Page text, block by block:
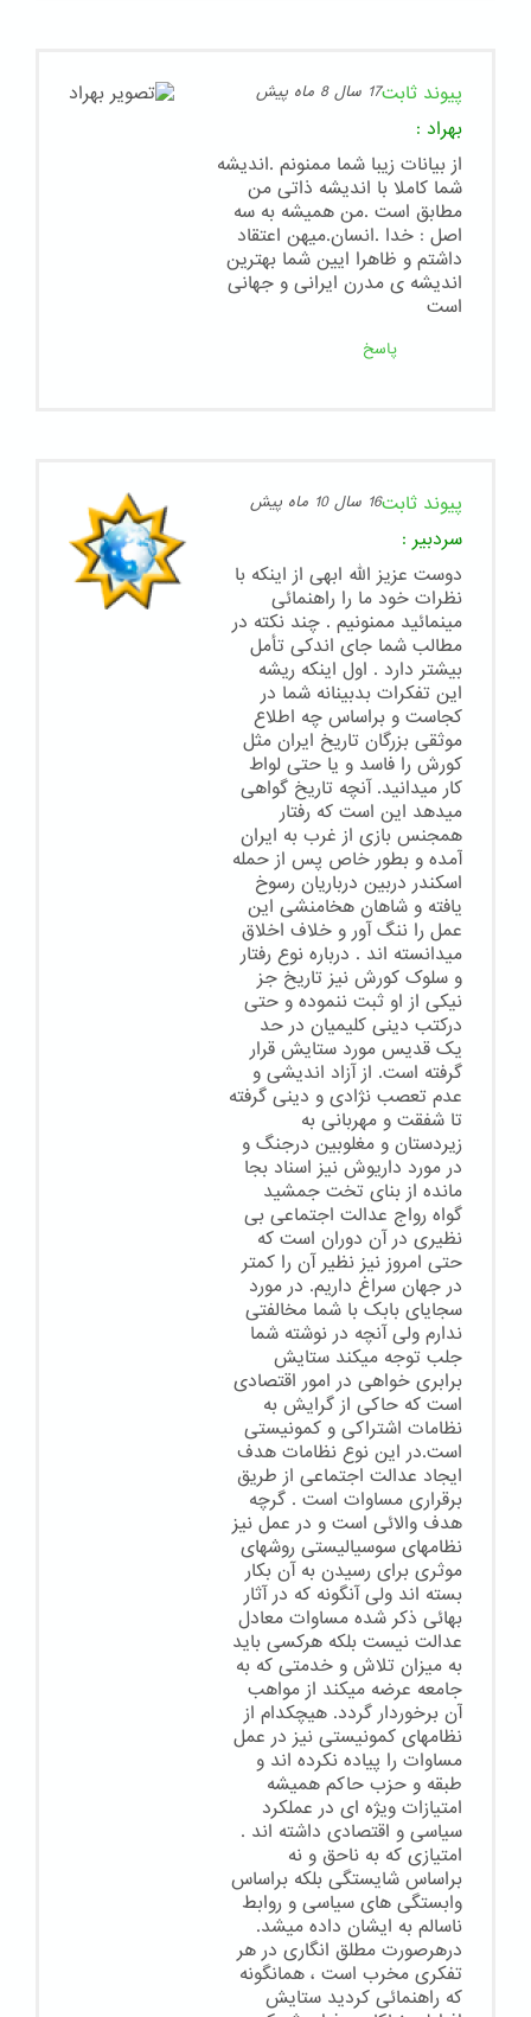
پیوند ثابت17 سال 8 ماه پیش
بهراد :
از بیانات زیبا شما ممنونم .اندیشه
شما کاملا با اندیشه ذاتی من
مطابق است .من همیشه به سه
اصل : خدا .انسان.میهن اعتقاد
داشتم و ظاهرا ایین شما بهترین
اندیشه ی مدرن ایرانی و جهانی
است
پاسخ
پیوند ثابت16 سال 10 ماه پیش
سردبیر :
دوست عزیز الله ابهی از اینکه با
نظرات خود ما را راهنمائی
مینمائید ممنونیم . چند نکته در
مطالب شما جای اندکی تأمل
بیشتر دارد . اول اینکه ریشه
این تفکرات بدبینانه شما در
کجاست و براساس چه اطلاع
موثقی بزرگان تاریخ ایران مثل
کورش را فاسد و یا حتی لواط
کار میدانید. آنچه تاریخ گواهی
میدهد این است که رفتار
همجنس بازی از غرب به ایران
آمده و بطور خاص پس از حمله
اسکندر دربین درباریان رسوخ
یافته و شاهان هخامنشی این
عمل را ننگ آور و خلاف اخلاق
میدانسته اند . درباره نوع رفتار
و سلوک کورش نیز تاریخ جز
نیکی از او ثبت ننموده و حتی
درکتب دینی کلیمیان در حد
یک قدیس مورد ستایش قرار
گرفته است. از آزاد اندیشی و
عدم تعصب نژادی و دینی گرفته
تا شفقت و مهربانی به
زیردستان و مغلوبین درجنگ و
در مورد داریوش نیز اسناد بجا
مانده از بنای تخت جمشید
گواه رواج عدالت اجتماعی بی
نظیری در آن دوران است که
حتی امروز نیز نظیر آن را کمتر
در جهان سراغ داریم. در مورد
سجایای بابک با شما مخالفتی
ندارم ولی آنچه در نوشته شما
جلب توجه میکند ستایش
برابری خواهی در امور اقتصادی
است که حاکی از گرایش به
نظامات اشتراکی و کمونیستی
است.در این نوع نظامات هدف
ایجاد عدالت اجتماعی از طریق
برقراری مساوات است . گرچه
هدف والائی است و در عمل نیز
نظامهای سوسیالیستی روشهای
موثری برای رسیدن به آن بکار
بسته اند ولی آنگونه که در آثار
بهائی ذکر شده مساوات معادل
عدالت نیست بلکه هرکسی باید
به میزان تلاش و خدمتی که به
جامعه عرضه میکند از مواهب
آن برخوردار گردد. هیچکدام از
نظامهای کمونیستی نیز در عمل
مساوات را پیاده نکرده اند و
طبقه و حزب حاکم همیشه
امتیازات ویژه ای در عملکرد
سیاسی و اقتصادی داشته اند .
امتیازی که به ناحق و نه
براساس شایستگی بلکه براساس
وابستگی های سیاسی و روابط
ناسالم به ایشان داده میشد.
درهرصورت مطلق انگاری در هر
تفکری مخرب است ، همانگونه
که راهنمائی کردید ستایش